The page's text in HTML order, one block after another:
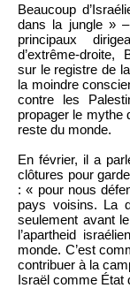
Beaucoup
dans la jungle »
principaux
d’extrême-droite,
sur le registre de
la moindre
contre les
propager le mythe
reste du monde.
En février, il a
clôtures pour
: « pour nous
pays voisins. La
seulement avant
l’apartheid
monde. C’est
contribuer à la
Israël comme État